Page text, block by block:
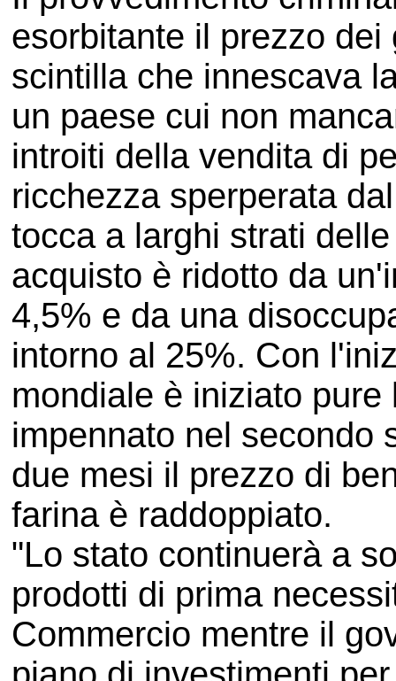
esorbitante il prezzo
scintilla che innescava
un paese cui non
introiti della vendita di
ricchezza sperperata
tocca a larghi strati
acquisto è ridotto da
4,5% e da una
intorno al 25%. Con
mondiale è iniziato
impennato nel secondo
due mesi il prezzo di
farina è raddoppiato.
"Lo stato continuerà a
prodotti di prima
Commercio mentre il